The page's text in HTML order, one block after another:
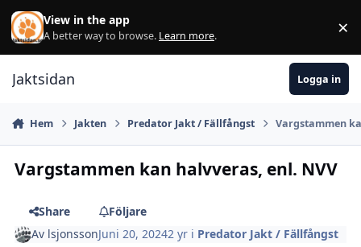
Hoppa till innehåll
View in the app
A better way to browse. Learn more. ×
Jaktsidan Logga in
Hem Jakten Predator Jakt / Fällfångst Vargstammen
Vargstammen kan halvveras, enl. NVV
Share
Följare
Av lsjonssonJuni 20, 20242 yr i Predator Jakt / Fällfångst